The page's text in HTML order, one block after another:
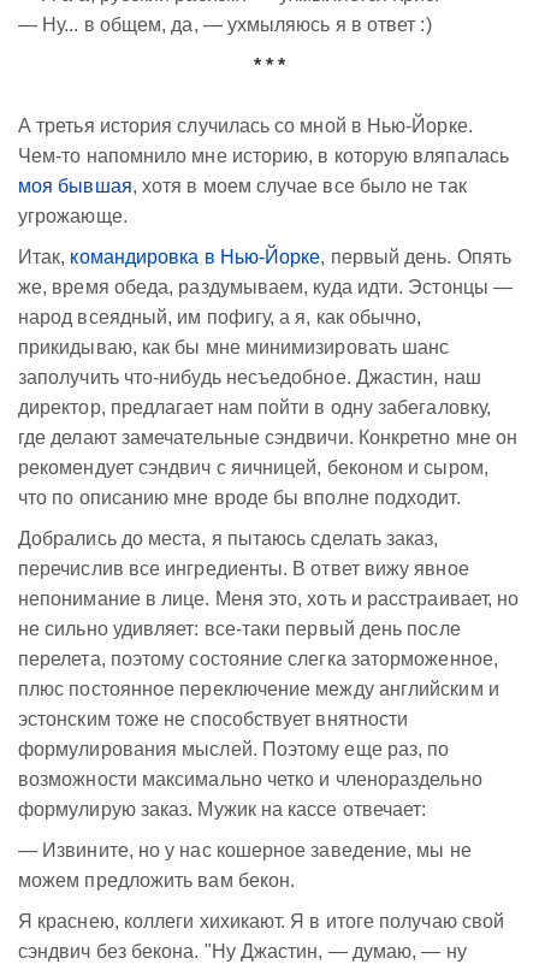
— Ну... в общем, да, — ухмыляюсь я в ответ :)
* * *
А третья история случилась со мной в Нью-Йорке.
Чем-то напомнило мне историю, в которую вляпалась
моя бывшая, хотя в моем случае все было не так
угрожающе.
Итак, командировка в Нью-Йорке, первый день. Опять
же, время обеда, раздумываем, куда идти. Эстонцы —
народ всеядный, им пофигу, а я, как обычно,
прикидываю, как бы мне минимизировать шанс
заполучить что-нибудь несъедобное. Джастин, наш
директор, предлагает нам пойти в одну забегаловку,
где делают замечательные сэндвичи. Конкретно мне он
рекомендует сэндвич с яичницей, беконом и сыром,
что по описанию мне вроде бы вполне подходит.
Добрались до места, я пытаюсь сделать заказ,
перечислив все ингредиенты. В ответ вижу явное
непонимание в лице. Меня это, хоть и расстраивает, но
не сильно удивляет: все-таки первый день после
перелета, поэтому состояние слегка заторможенное,
плюс постоянное переключение между английским и
эстонским тоже не способствует внятности
формулирования мыслей. Поэтому еще раз, по
возможности максимально четко и членораздельно
формулирую заказ. Мужик на кассе отвечает:
— Извините, но у нас кошерное заведение, мы не
можем предложить вам бекон.
Я краснею, коллеги хихикают. Я в итоге получаю свой
сэндвич без бекона. "Ну Джастин, — думаю, — ну